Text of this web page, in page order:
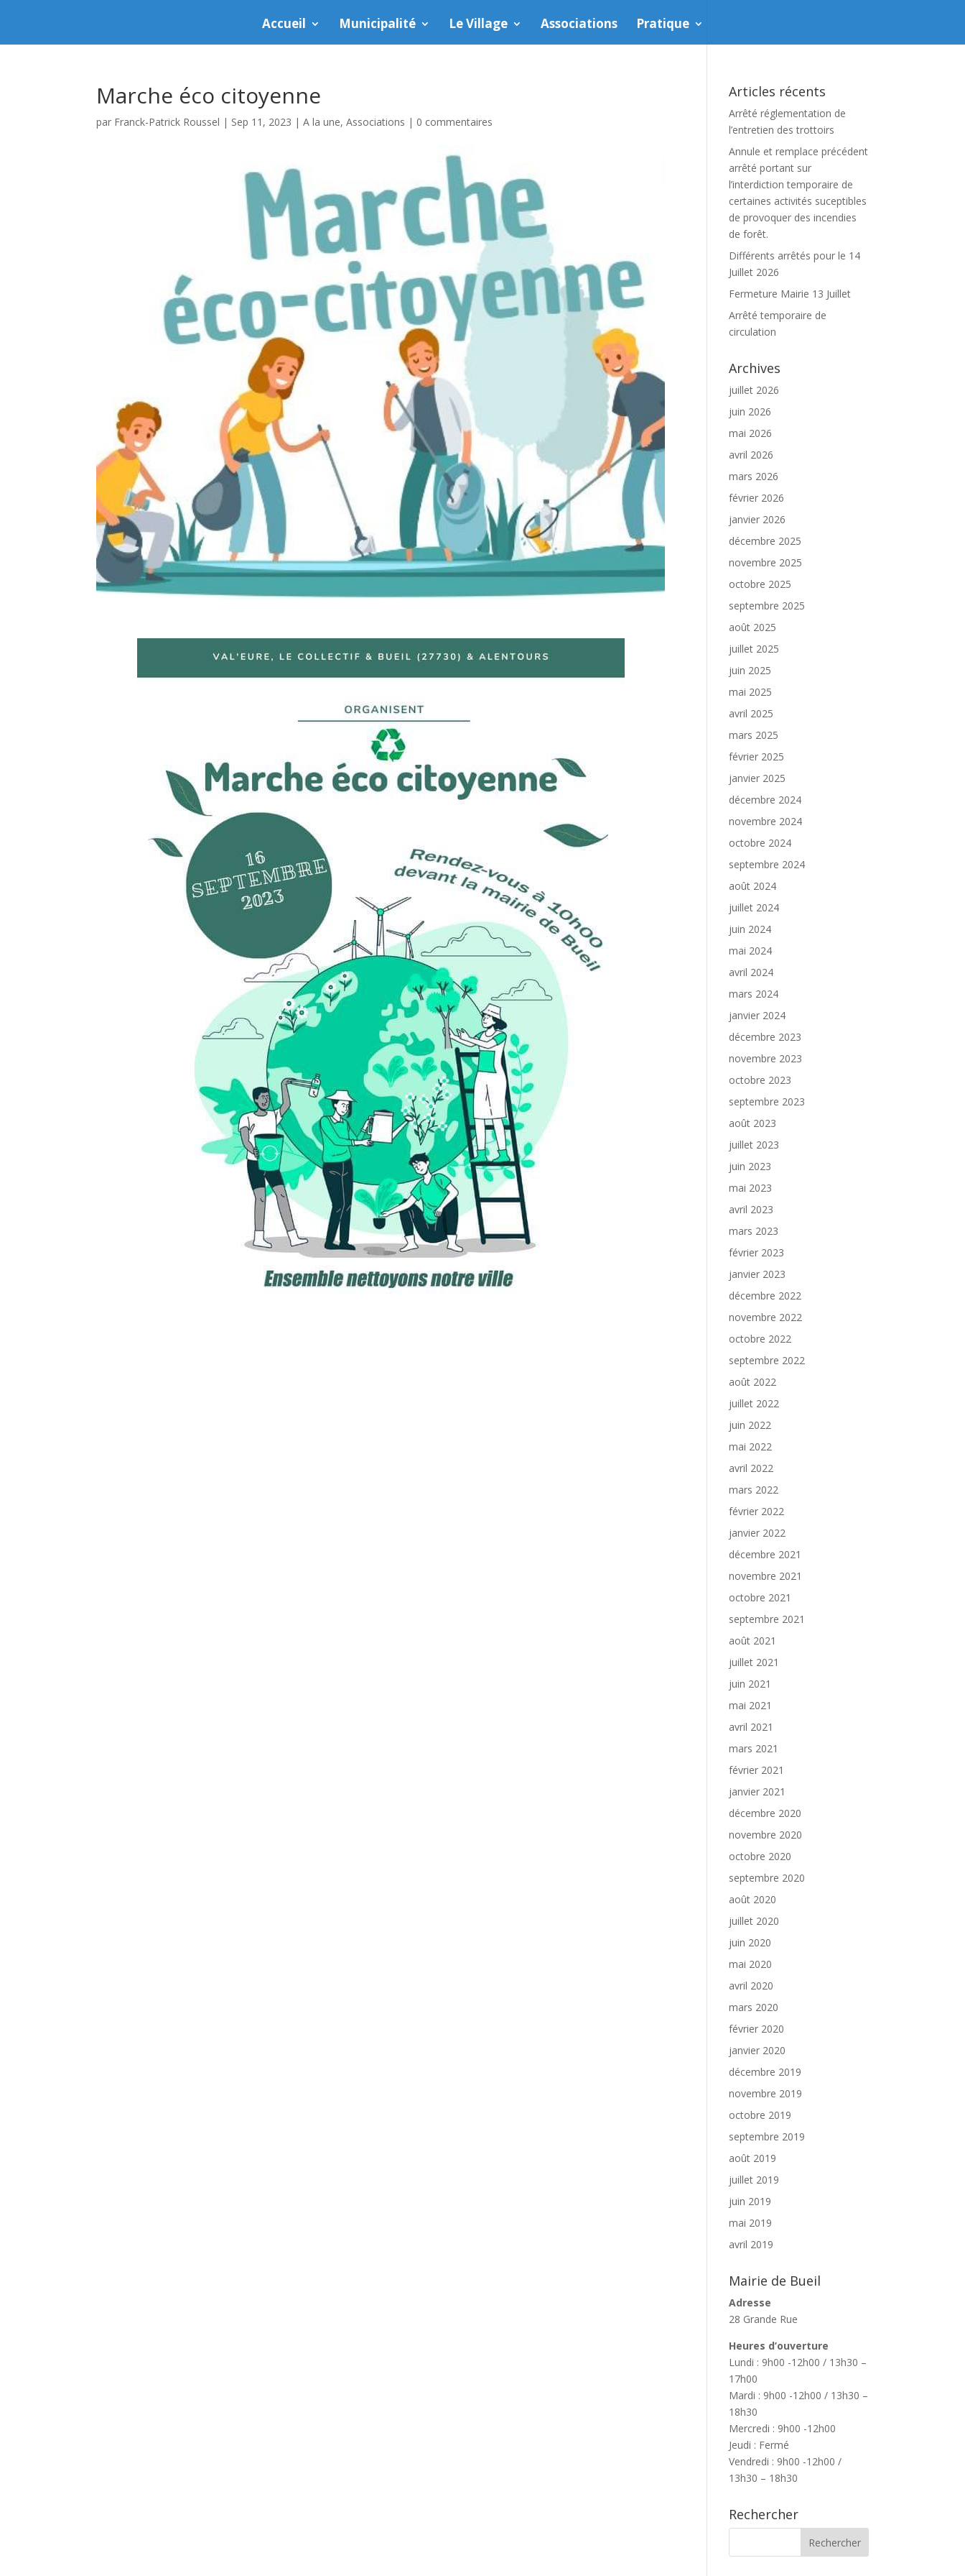
Accueil Municipalité Le Village Associations Pratique
Marche éco citoyenne
par Franck-Patrick Roussel | Sep 11, 2023 |A la une,Associations | 0 commentaires
Articles récents
Arrêté réglementation de
l’entretien des trottoirs
Annule et remplace précédent
arrêté portant sur
l’interdiction temporaire de
certaines activités suceptibles
de provoquer des incendies
de forêt.
Différents arrêtés pour le 14
Juillet 2026
Fermeture Mairie 13 Juillet
Arrêté temporaire de
circulation
Archives
juillet 2026
juin 2026
mai 2026
avril 2026
mars 2026
février 2026
janvier 2026
décembre 2025
novembre 2025
octobre 2025
septembre 2025
août 2025
juillet 2025
juin 2025
mai 2025
avril 2025
mars 2025
février 2025
janvier 2025
décembre 2024
novembre 2024
octobre 2024
septembre 2024
août 2024
juillet 2024
juin 2024
mai 2024
avril 2024
mars 2024
janvier 2024
décembre 2023
novembre 2023
octobre 2023
septembre 2023
août 2023
juillet 2023
juin 2023
mai 2023
avril 2023
mars 2023
février 2023
janvier 2023
décembre 2022
novembre 2022
octobre 2022
septembre 2022
août 2022
juillet 2022
juin 2022
mai 2022
avril 2022
mars 2022
février 2022
janvier 2022
décembre 2021
novembre 2021
octobre 2021
septembre 2021
août 2021
juillet 2021
juin 2021
mai 2021
avril 2021
mars 2021
février 2021
janvier 2021
décembre 2020
novembre 2020
octobre 2020
septembre 2020
août 2020
juillet 2020
juin 2020
mai 2020
avril 2020
mars 2020
février 2020
janvier 2020
décembre 2019
novembre 2019
octobre 2019
septembre 2019
août 2019
juillet 2019
juin 2019
mai 2019
avril 2019
Mairie de Bueil
Adresse
28 Grande Rue
Heures d’ouverture
Lundi : 9h00 -12h00 / 13h30 –
17h00
Mardi : 9h00 -12h00 / 13h30 –
18h30
Mercredi : 9h00 -12h00
Jeudi : Fermé
Vendredi : 9h00 -12h00 /
13h30 – 18h30
Rechercher